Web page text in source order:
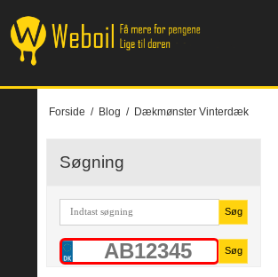
Forside / Blog / Dækmønster Vinterdæk
Søgning
Søg
Søg